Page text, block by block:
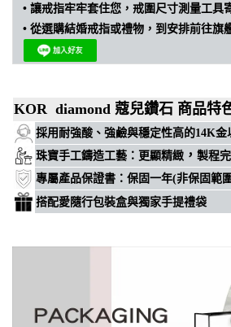
•讓戒指牢牢套住您，戒圍尺寸測量工具
•從選購結婚戒指或禮物，到安排前往旗
KOR diamond 蔻兒鑽石 商品特
採用耐強酸、強鹼與穩定性高的14K金
珠寶手工鑄造工藝 ： 更顯精緻 ， 製程
專屬產品保證書 ： 保固一年(非保固範圍
搭配愛隨行包裝盒與獨家手提禮袋